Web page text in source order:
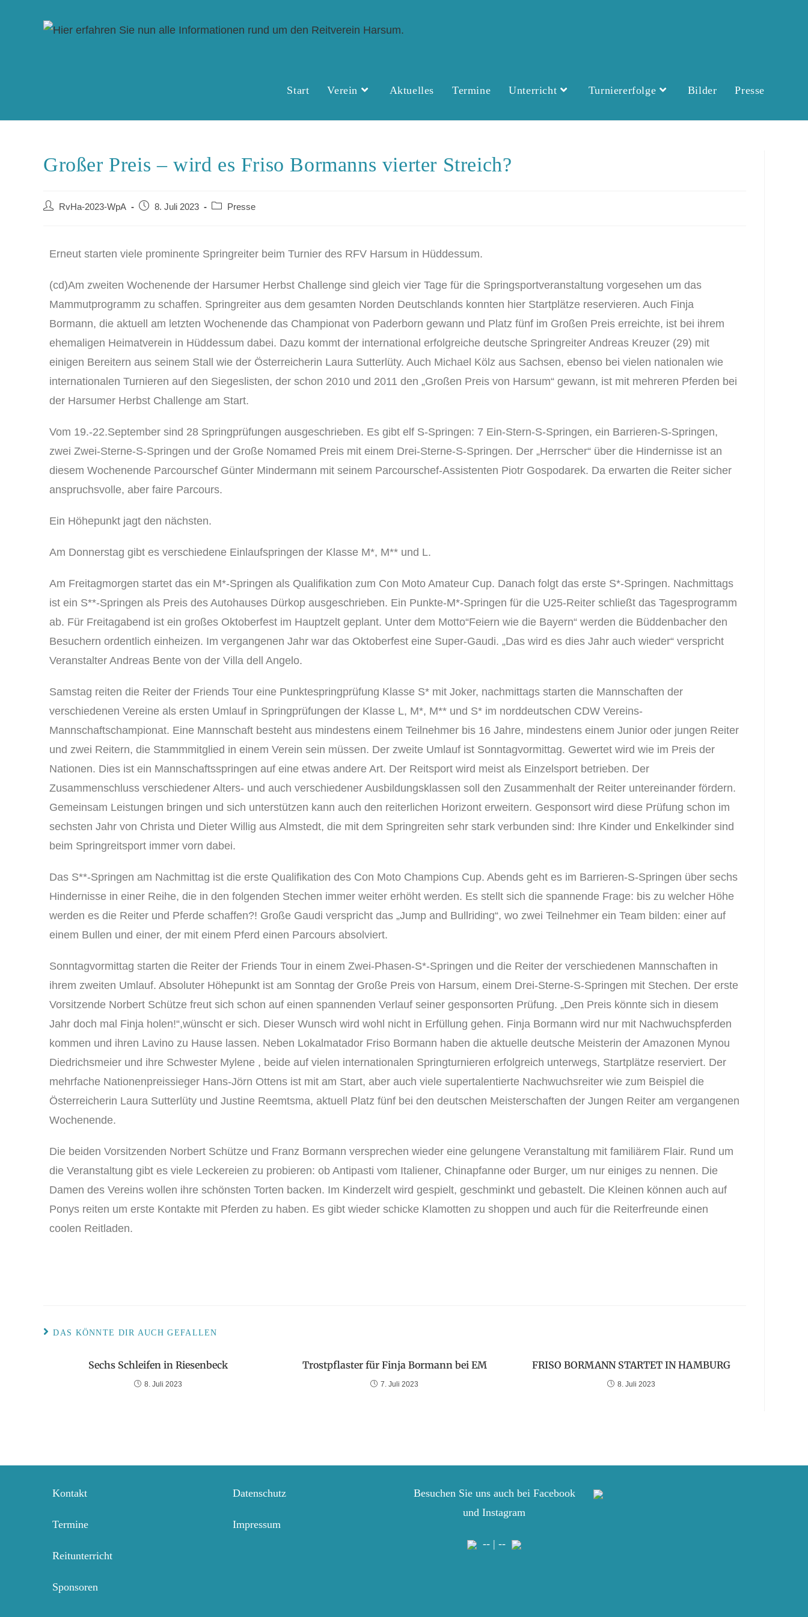
Start Verein Aktuelles Termine Unterricht Turniererfolge Bilder Presse
Großer Preis – wird es Friso Bormanns vierter Streich?
RvHa-2023-WpA 8. Juli 2023 Presse
Erneut starten viele prominente Springreiter beim Turnier des RFV Harsum in Hüddessum.
(cd)Am zweiten Wochenende der Harsumer Herbst Challenge sind gleich vier Tage für die Springsportveranstaltung vorgesehen um das
Mammutprogramm zu schaffen. Springreiter aus dem gesamten Norden Deutschlands konnten hier Startplätze reservieren. Auch Finja
Bormann, die aktuell am letzten Wochenende das Championat von Paderborn gewann und Platz fünf im Großen Preis erreichte, ist bei ihrem
ehemaligen Heimatverein in Hüddessum dabei. Dazu kommt der international erfolgreiche deutsche Springreiter Andreas Kreuzer (29) mit
einigen Bereitern aus seinem Stall wie der Österreicherin Laura Sutterlüty. Auch Michael Kölz aus Sachsen, ebenso bei vielen nationalen wie
internationalen Turnieren auf den Siegeslisten, der schon 2010 und 2011 den „Großen Preis von Harsum“ gewann, ist mit mehreren Pferden bei
der Harsumer Herbst Challenge am Start.
Vom 19.-22.September sind 28 Springprüfungen ausgeschrieben. Es gibt elf S-Springen: 7 Ein-Stern-S-Springen, ein Barrieren-S-Springen,
zwei Zwei-Sterne-S-Springen und der Große Nomamed Preis mit einem Drei-Sterne-S-Springen. Der „Herrscher“ über die Hindernisse ist an
diesem Wochenende Parcourschef Günter Mindermann mit seinem Parcourschef-Assistenten Piotr Gospodarek. Da erwarten die Reiter sicher
anspruchsvolle, aber faire Parcours.
Ein Höhepunkt jagt den nächsten.
Am Donnerstag gibt es verschiedene Einlaufspringen der Klasse M*, M** und L.
Am Freitagmorgen startet das ein M*-Springen als Qualifikation zum Con Moto Amateur Cup. Danach folgt das erste S*-Springen. Nachmittags
ist ein S**-Springen als Preis des Autohauses Dürkop ausgeschrieben. Ein Punkte-M*-Springen für die U25-Reiter schließt das Tagesprogramm
ab. Für Freitagabend ist ein großes Oktoberfest im Hauptzelt geplant. Unter dem Motto“Feiern wie die Bayern“ werden die Büddenbacher den
Besuchern ordentlich einheizen. Im vergangenen Jahr war das Oktoberfest eine Super-Gaudi. „Das wird es dies Jahr auch wieder“ verspricht
Veranstalter Andreas Bente von der Villa dell Angelo.
Samstag reiten die Reiter der Friends Tour eine Punktespringprüfung Klasse S* mit Joker, nachmittags starten die Mannschaften der
verschiedenen Vereine als ersten Umlauf in Springprüfungen der Klasse L, M*, M** und S* im norddeutschen CDW Vereins-
Mannschaftschampionat. Eine Mannschaft besteht aus mindestens einem Teilnehmer bis 16 Jahre, mindestens einem Junior oder jungen Reiter
und zwei Reitern, die Stammmitglied in einem Verein sein müssen. Der zweite Umlauf ist Sonntagvormittag. Gewertet wird wie im Preis der
Nationen. Dies ist ein Mannschaftsspringen auf eine etwas andere Art. Der Reitsport wird meist als Einzelsport betrieben. Der
Zusammenschluss verschiedener Alters- und auch verschiedener Ausbildungsklassen soll den Zusammenhalt der Reiter untereinander fördern.
Gemeinsam Leistungen bringen und sich unterstützen kann auch den reiterlichen Horizont erweitern. Gesponsort wird diese Prüfung schon im
sechsten Jahr von Christa und Dieter Willig aus Almstedt, die mit dem Springreiten sehr stark verbunden sind: Ihre Kinder und Enkelkinder sind
beim Springreitsport immer vorn dabei.
Das S**-Springen am Nachmittag ist die erste Qualifikation des Con Moto Champions Cup. Abends geht es im Barrieren-S-Springen über sechs
Hindernisse in einer Reihe, die in den folgenden Stechen immer weiter erhöht werden. Es stellt sich die spannende Frage: bis zu welcher Höhe
werden es die Reiter und Pferde schaffen?! Große Gaudi verspricht das „Jump and Bullriding“, wo zwei Teilnehmer ein Team bilden: einer auf
einem Bullen und einer, der mit einem Pferd einen Parcours absolviert.
Sonntagvormittag starten die Reiter der Friends Tour in einem Zwei-Phasen-S*-Springen und die Reiter der verschiedenen Mannschaften in
ihrem zweiten Umlauf. Absoluter Höhepunkt ist am Sonntag der Große Preis von Harsum, einem Drei-Sterne-S-Springen mit Stechen. Der erste
Vorsitzende Norbert Schütze freut sich schon auf einen spannenden Verlauf seiner gesponsorten Prüfung. „Den Preis könnte sich in diesem
Jahr doch mal Finja holen!“,wünscht er sich. Dieser Wunsch wird wohl nicht in Erfüllung gehen. Finja Bormann wird nur mit Nachwuchspferden
kommen und ihren Lavino zu Hause lassen. Neben Lokalmatador Friso Bormann haben die aktuelle deutsche Meisterin der Amazonen Mynou
Diedrichsmeier und ihre Schwester Mylene , beide auf vielen internationalen Springturnieren erfolgreich unterwegs, Startplätze reserviert. Der
mehrfache Nationenpreissieger Hans-Jörn Ottens ist mit am Start, aber auch viele supertalentierte Nachwuchsreiter wie zum Beispiel die
Österreicherin Laura Sutterlüty und Justine Reemtsma, aktuell Platz fünf bei den deutschen Meisterschaften der Jungen Reiter am vergangenen
Wochenende.
Die beiden Vorsitzenden Norbert Schütze und Franz Bormann versprechen wieder eine gelungene Veranstaltung mit familiärem Flair. Rund um
die Veranstaltung gibt es viele Leckereien zu probieren: ob Antipasti vom Italiener, Chinapfanne oder Burger, um nur einiges zu nennen. Die
Damen des Vereins wollen ihre schönsten Torten backen. Im Kinderzelt wird gespielt, geschminkt und gebastelt. Die Kleinen können auch auf
Ponys reiten um erste Kontakte mit Pferden zu haben. Es gibt wieder schicke Klamotten zu shoppen und auch für die Reiterfreunde einen
coolen Reitladen.
DAS KÖNNTE DIR AUCH GEFALLEN
Sechs Schleifen in Riesenbeck
8. Juli 2023
Trostpflaster für Finja Bormann bei EM
7. Juli 2023
FRISO BORMANN STARTET IN HAMBURG
8. Juli 2023
Kontakt
Termine
Reitunterricht
Sponsoren
Datenschutz
Impressum
Besuchen Sie uns auch bei Facebook
und Instagram
-- | --